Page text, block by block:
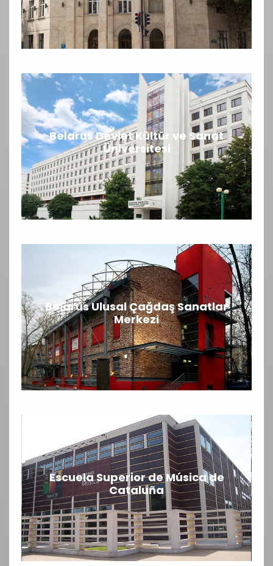
Belarus Devlet Kültür ve Sanat
Üniversitesi
Belarus Ulusal Çağdaş Sanatlar
Merkezi
Escuela Superior de Música de
Cataluña